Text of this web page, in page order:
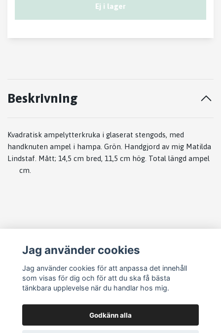
Ej i lager
Beskrivning
Kvadratisk ampelytterkruka i glaserat stengods, med
handknuten ampel i hampa. Grön. Handgjord av mig Matilda
Lindstaf. Mått; 14,5 cm bred, 11,5 cm hög. Total längd ampel
cm.
Läs mer
Köpvillkor
Vanliga frågor
Sociala medier
Jag använder cookies
Jag använder cookies för att anpassa det innehåll
som visas för dig och för att du ska få bästa
tänkbara upplevelse när du handlar hos mig.
Godkänn alla